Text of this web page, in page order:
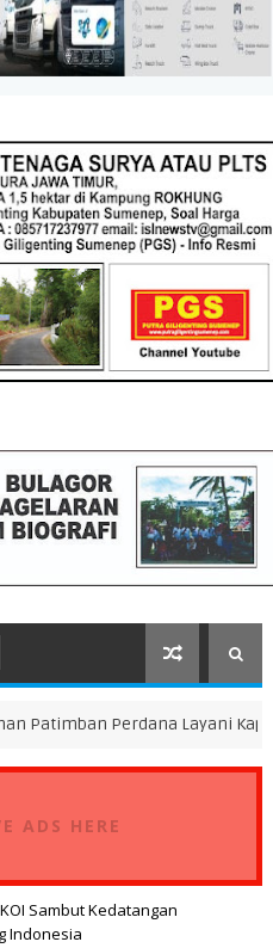
Layani Kapal Peti Kemas
ADS HERE
Sambut Kedatangan
Indonesia